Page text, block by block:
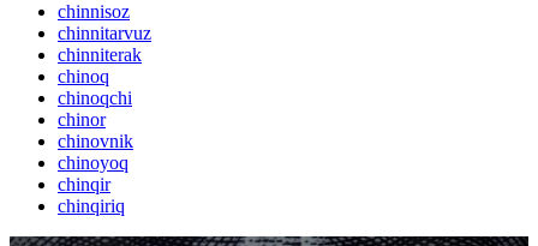
chinnisoz
chinnitarvuz
chinniterak
chinoq
chinoqchi
chinor
chinovnik
chinoyoq
chinqir
chinqiriq